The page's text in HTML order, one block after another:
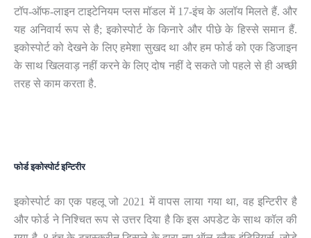
टॉप-ऑफ-लाइन टाइटेनियम प्लस मॉडल में 17-इंच के अलॉय मिलते हैं. और
यह अनिवार्य रूप से है; इकोस्पोर्ट के किनारे और पीछे के हिस्से समान हैं.
इकोस्पोर्ट को देखने के लिए हमेशा सुखद था और हम फोर्ड को एक डिजाइन
के साथ खिलवाड़ नहीं करने के लिए दोष नहीं दे सकते जो पहले से ही अच्छी
तरह से काम करता है.
फोर्ड इकोस्पोर्ट इन्टिरीर
इकोस्पोर्ट का एक पहलू जो 2021 में वापस लाया गया था, वह इन्टिरीर है
और फोर्ड ने निश्चित रूप से उत्तर दिया है कि इस अपडेट के साथ कॉल की